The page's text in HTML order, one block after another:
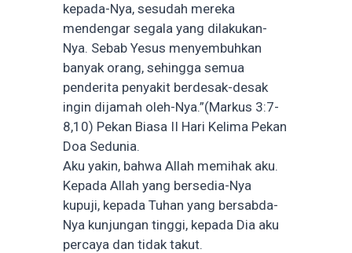
kepada-Nya, sesudah mereka
mendengar segala yang dilakukan-
Nya. Sebab Yesus menyembuhkan
banyak orang, sehingga semua
penderita penyakit berdesak-desak
ingin dijamah oleh-Nya.”(Markus 3:7-
8,10) Pekan Biasa II Hari Kelima Pekan
Doa Sedunia.
Aku yakin, bahwa Allah memihak aku.
Kepada Allah yang bersedia-Nya
kupuji, kepada Tuhan yang bersabda-
Nya kunjungan tinggi, kepada Dia aku
percaya dan tidak takut.